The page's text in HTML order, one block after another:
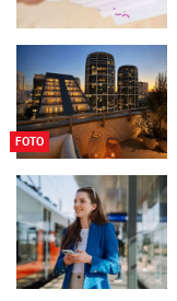
FOTO